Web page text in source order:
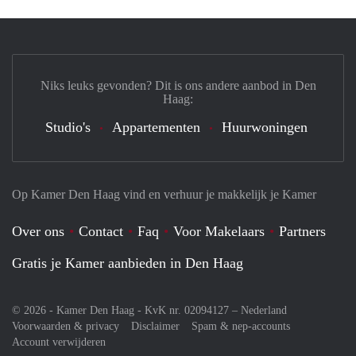
Op Kamer Den Haag vind en verhuur je makkelijk je Kamer
Over ons Contact Faq Voor Makelaars
Partners
Gratis je Kamer aanbieden in Den Haag
© 2026 - Kamer Den Haag - KvK nr. 02094127 – Nederland
Voorwaarden & privacy
Disclaimer
Spam & nep-accounts
Account verwijderen
Niks leuks gevonden? Dit is ons andere aanbod in Den
Haag:
Studio's Appartementen Huurwoningen